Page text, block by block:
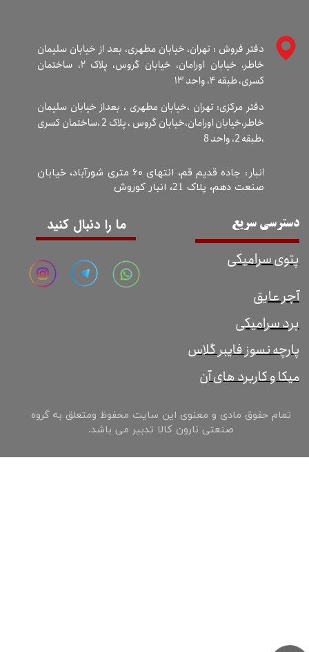
تمام حقوق مادی و معنوی این سایت محفوظ ومتعلق به گروه
صنعتی نارون کالا تدبیر می باشد.
دفتر فروش : تهران، خیابان مطهری، بعد از خیابان سلیمان
خاطر، خیابان اورامان، خیابان گروس، پلاک ۲، ساختمان
کسری، طبقه ۴، واحد ۱۳
انبار :
جاده قدیم قم، انتهای ۶۰ متری شورآباد، خیابان
صنعت دهم، پلاک 21، انبار کوروش
دسترسی سریع
پتوی سرامیکی
آجر عایق
برد سرامیکی
پارچه نسوز فایبر گلاس
میکا و کاربرد های آن
ما را دنبال کنید
دفتر مرکزی: تهران ،خیابان مطهری ، بعداز خیابان سلیمان
خاطر،خیابان اورامان،خیابان گروس ، پلاک 2 ،ساختمان کسری
،طبقه 2، واحد 8